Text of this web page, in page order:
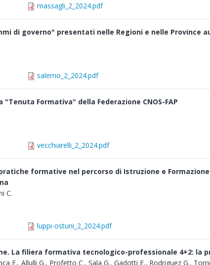
massagli_2_2024.pdf
di governo" presentati nelle Regioni e nelle Province
salerno_2_2024.pdf
Formativa" della Federazione CNOS-FAP
vecchiarelli_2_2024.pdf
formative nel percorso di Istruzione e
C.
luppi-ostuni_2_2024.pdf
La filiera formativa tecnologico-professionale 4+2: la
F., Allulli G., Profetto C., Sala G., Gadotti E., Rodriguez G.,